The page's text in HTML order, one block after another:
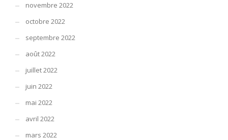
novembre 2022
octobre 2022
septembre 2022
août 2022
juillet 2022
juin 2022
mai 2022
avril 2022
mars 2022